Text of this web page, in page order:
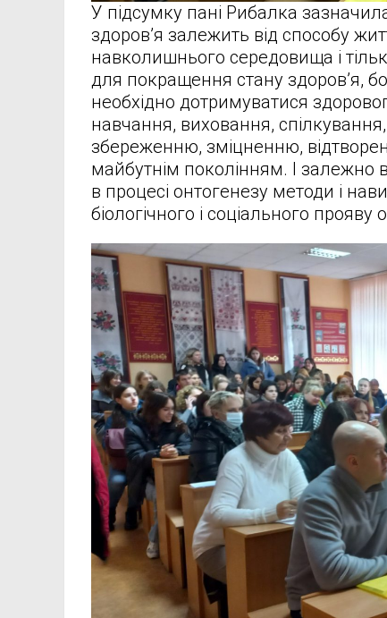
У підсумку пані Рибалка
здоров’я залежить від способу
навколишнього середовища і
для покращення стану здоров’я,
необхідно дотримуватися
навчання, виховання,
збереженню, зміцненню,
майбутнім поколінням. І залежно
в процесі онтогенезу методи і
біологічного і соціального прояву